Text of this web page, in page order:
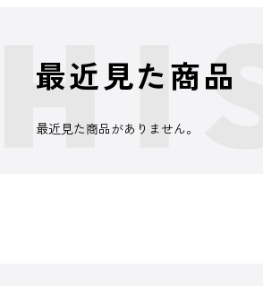
最近見た商品
最近見た商品がありません。